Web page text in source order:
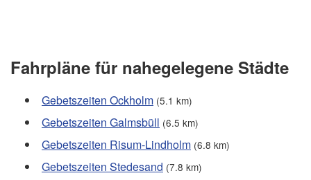
Fahrpläne für nahegelegene Städte
Gebetszeiten Ockholm (5.1 km)
Gebetszeiten Galmsbüll (6.5 km)
Gebetszeiten Risum-Lindholm (6.8 km)
Gebetszeiten Stedesand (7.8 km)